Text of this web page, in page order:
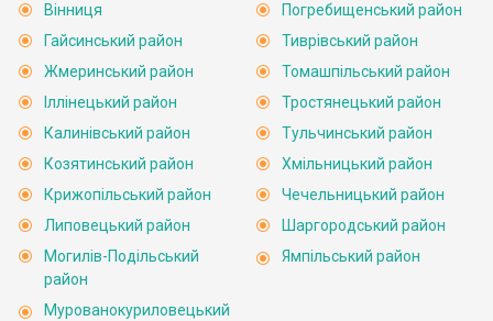
Вінниця
Гайсинський район
Жмеринський район
Іллінецький район
Калинівський район
Козятинський район
Крижопільський район
Липовецький район
Могилів-Подільський
район
Мурованокуриловецький
Погребищенський район
Тиврівський район
Томашпільський район
Тростянецький район
Тульчинський район
Хмільницький район
Чечельницький район
Шаргородський район
Ямпільський район